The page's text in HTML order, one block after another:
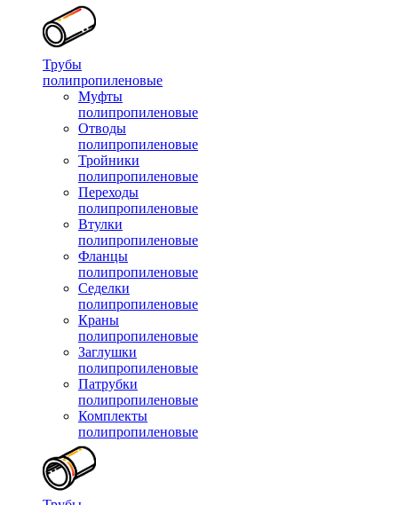
Трубы
полипропиленовые
Муфты
полипропиленовые
Отводы
полипропиленовые
Тройники
полипропиленовые
Переходы
полипропиленовые
Втулки
полипропиленовые
Фланцы
полипропиленовые
Седелки
полипропиленовые
Краны
полипропиленовые
Заглушки
полипропиленовые
Патрубки
полипропиленовые
Комплекты
полипропиленовые